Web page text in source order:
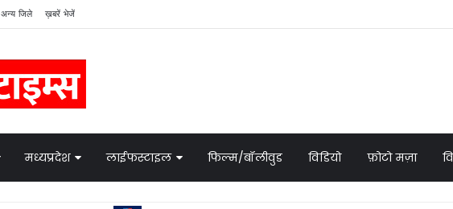
अन्य जिले ख़बरें भेजें
मध्यप्रदेश लाईफस्टाइल फिल्म/बॉलीवुड विडियो फ़ोटो मज़ा